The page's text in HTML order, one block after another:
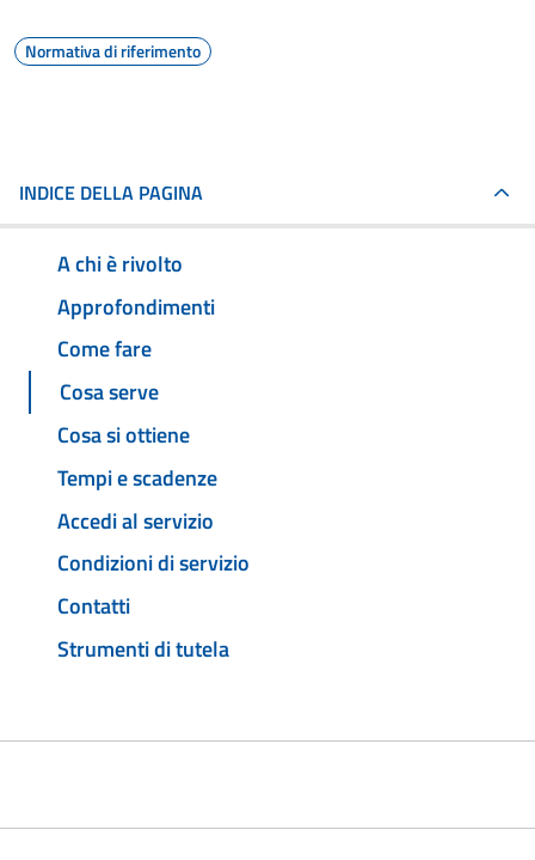
Normativa di riferimento
INDICE DELLA PAGINA
A chi è rivolto
Approfondimenti
Come fare
Cosa serve
Cosa si ottiene
Tempi e scadenze
Accedi al servizio
Condizioni di servizio
Contatti
Strumenti di tutela